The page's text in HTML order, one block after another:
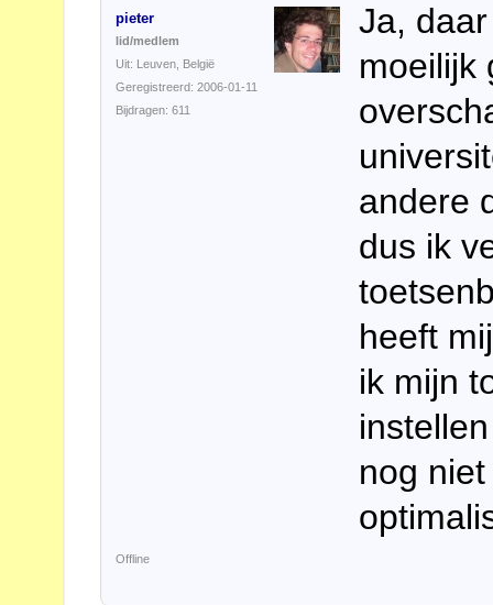
pieter
lid/medlem
Uit: Leuven, België
Geregistreerd: 2006-01-11
Bijdragen: 611
Ja,
moeilijk
andere
dus ik
heeft
ik mijn
nog
Offline